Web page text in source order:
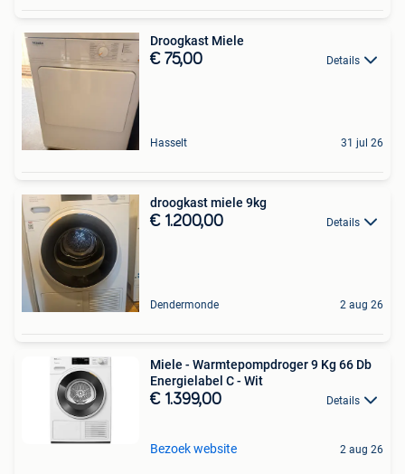
Droogkast Miele
€ 75,00 Details
Hasselt 31 jul 26
droogkast miele 9kg
€ 1.200,00 Details
Dendermonde 2 aug 26
Miele - Warmtepompdroger 9 Kg 66 Db
Energielabel C - Wit
€ 1.399,00 Details
Bezoek website 2 aug 26